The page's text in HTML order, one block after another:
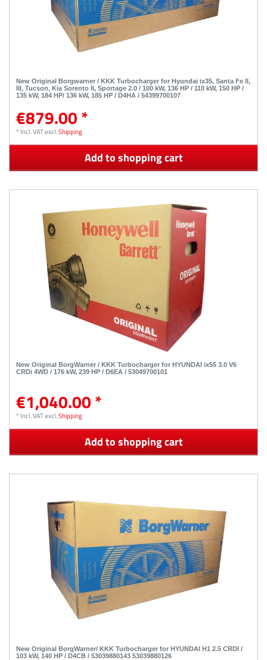
New Original Borgwarner / KKK Turbocharger for Hyundai ix35, Santa Fe II,
III, Tucson, Kia Sorento II, Sportage 2.0 / 100 kW, 136 HP / 110 kW, 150 HP /
135 kW, 184 HP/ 136 kW, 185 HP / D4HA / 54399700107
€879.00 *
* Incl. VATexcl.Shipping
Add to shopping cart
New Original BorgWarner / KKK Turbocharger for HYUNDAI ix55 3.0 V6
CRDi 4WD / 176 kW, 239 HP / D6EA / 53049700101
€1,040.00 *
* Incl. VATexcl.Shipping
Add to shopping cart
New Original BorgWarner/ KKK Turbocharger for HYUNDAI H1 2.5 CRDI /
103 kW, 140 HP / D4CB / 53039880143 53039880126